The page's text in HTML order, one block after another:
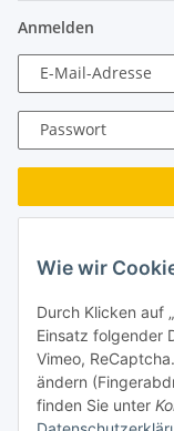
Anmelden
E-Mail-Adresse
Passwort
Neu hier?Jetzt
Turboloch GmbH
Almenweg 27
67256
Wie wir
Durch Klicken auf
Einsatz folgender
Vimeo,
ändern
finden Sie unter